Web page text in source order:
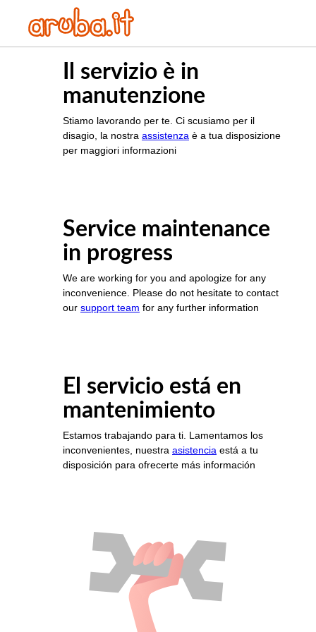
Il servizio è in
manutenzione
Stiamo lavorando per te. Ci scusiamo per il
disagio, la nostra assistenza è a tua disposizione
per maggiori informazioni
Service maintenance
in progress
We are working for you and apologize for any
inconvenience. Please do not hesitate to contact
our support team for any further information
El servicio está en
mantenimiento
Estamos trabajando para ti. Lamentamos los
inconvenientes, nuestra asistencia está a tu
disposición para ofrecerte más información